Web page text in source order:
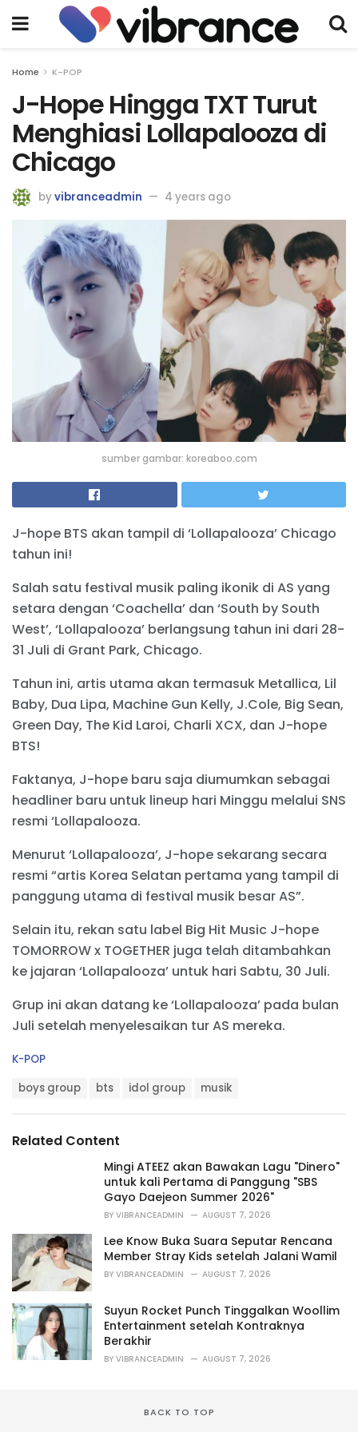
Home K-POP
J-Hope Hingga TXT Turut
Menghiasi Lollapalooza di
Chicago
byvibranceadmin 4 years ago
sumber gambar: koreaboo.com
J-hope BTS akan tampil di ‘Lollapalooza’ Chicago
tahun ini!
Salah satu festival musik paling ikonik di AS yang
setara dengan ‘Coachella’ dan ‘South by South
West’, ‘Lollapalooza’ berlangsung tahun ini dari 28-
31 Juli di Grant Park, Chicago.
Tahun ini, artis utama akan termasuk Metallica, Lil
Baby, Dua Lipa, Machine Gun Kelly, J.Cole, Big Sean,
Green Day, The Kid Laroi, Charli XCX, dan J-hope
BTS!
Faktanya, J-hope baru saja diumumkan sebagai
headliner baru untuk lineup hari Minggu melalui SNS
resmi ‘Lollapalooza.
Menurut ‘Lollapalooza’, J-hope sekarang secara
resmi “artis Korea Selatan pertama yang tampil di
panggung utama di festival musik besar AS”.
Selain itu, rekan satu label Big Hit Music J-hope
TOMORROW x TOGETHER juga telah ditambahkan
ke jajaran ‘Lollapalooza’ untuk hari Sabtu, 30 Juli.
Grup ini akan datang ke ‘Lollapalooza’ pada bulan
Juli setelah menyelesaikan tur AS mereka.
C
r
K-POP
:
boys group bts idol group musik
Related Content
Mingi ATEEZ akan Bawakan Lagu "Dinero"
untuk kali Pertama di Panggung "SBS
Gayo Daejeon Summer 2026"
BY VIBRANCEADMIN AUGUST 7, 2026
Lee Know Buka Suara Seputar Rencana
Member Stray Kids setelah Jalani Wamil
BY VIBRANCEADMIN AUGUST 7, 2026
Suyun Rocket Punch Tinggalkan Woollim
Entertainment setelah Kontraknya
Berakhir
BY VIBRANCEADMIN AUGUST 7, 2026
BACK TO TOP